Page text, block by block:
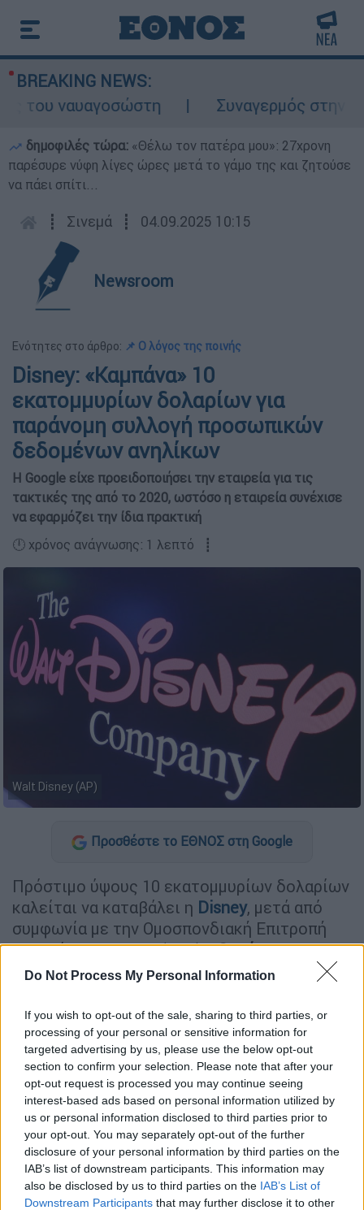
Do Not Process My Personal Information
If you wish to opt-out of the sale, sharing to third parties, or
processing of your personal or sensitive information for
targeted advertising by us, please use the below opt-out
section to confirm your selection. Please note that after your
opt-out request is processed you may continue seeing
interest-based ads based on personal information utilized by
us or personal information disclosed to third parties prior to
your opt-out. You may separately opt-out of the further
disclosure of your personal information by third parties on the
IAB’s list of downstream participants. This information may
also be disclosed by us to third parties on the IAB’s List of
Downstream Participants that may further disclose it to other
BREAKING NEWS:
του ναυαγοσώστη
Συναγερμός στην
δημοφιλές τώρα: «Θέλω τον πατέρα μου»: 27χρονη
παρέσυρε νύφη λίγες ώρες μετά το γάμο της και ζητούσε
να πάει σπίτι...
┋ Σινεμά ┋ 04.09.2025 10:15
Newsroom
Ενότητες στο άρθρο: 📌 Ο λόγος της ποινής
Disney: «Καμπάνα» 10
εκατομμυρίων δολαρίων για
παράνομη συλλογή προσωπικών
δεδομένων ανηλίκων
H Google είχε προειδοποιήσει την εταιρεία για τις
τακτικές της από το 2020, ωστόσο η εταιρεία συνέχισε
να εφαρμόζει την ίδια πρακτική
🕛 χρόνος ανάγνωσης: 1 λεπτό ┋
Walt Disney (AP)
Προσθέστε το ΕΘΝΟΣ στη Google
Πρόστιμο ύψους 10 εκατομμυρίων δολαρίων
καλείται να καταβάλει η Disney, μετά από
συμφωνία με την Ομοσπονδιακή Επιτροπή
Εμπορίου των ΗΠΑ (FTC),εξαιτίας
παραβίασης της νομοθεσίας περί
ανηλίκων.
ΔΙΑΒΑΣΤΕ ΕΠΙΣΗΣ
Σινεμά|04.09.2025 05:00
Ο Τομ Χόλαντ αποθεώνει τον
Κρίστοφερ Νόλαν: «Η Οδύσσεια έχει
το καλύτερο σενάριο που διάβασα
ποτέ»